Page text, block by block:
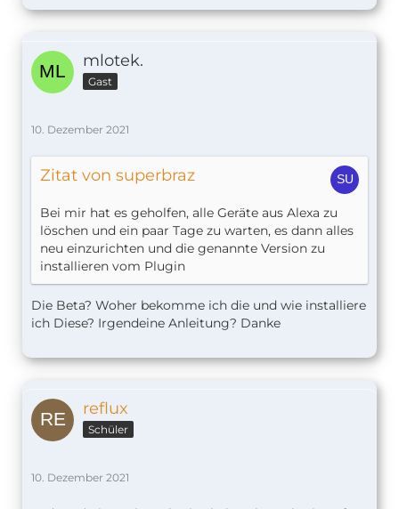
mlotek.
Gast
10. Dezember 2021
Zitat von superbraz
Bei mir hat es geholfen, alle Geräte aus Alexa zu
löschen und ein paar Tage zu warten, es dann alles
neu einzurichten und die genannte Version zu
installieren vom Plugin
Die Beta? Woher bekomme ich die und wie installiere
ich Diese? Irgendeine Anleitung? Danke
reflux
Schüler
10. Dezember 2021